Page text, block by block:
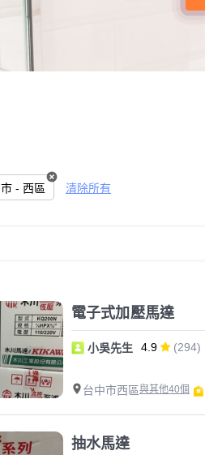
台中市 - 西區 清除所有
電子式加壓馬達
小吳先生 4.9 (294)
台中市西區與其他40個
抽水馬達